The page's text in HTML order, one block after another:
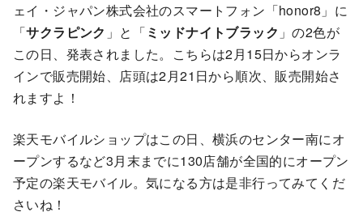
ェイ・ジャパン株式会社のスマートフォン「honor8」に
「サクラピンク 」と「ミッドナイトブラック 」の2色が
この日、発表されました。こちらは2月15日からオンラ
インで販売開始、店頭は2月21日から順次、販売開始さ
れますよ！
楽天モバイルショップはこの日、横浜のセンター南にオ
ープンするなど3月末までに130店舗が全国的にオープン
予定の楽天モバイル。気になる方は是非行ってみてくだ
さいね！